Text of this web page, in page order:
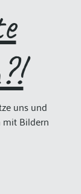
uns und
mit Bildern